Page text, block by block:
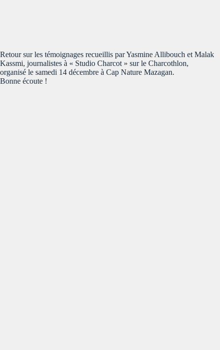
Retour sur les témoignages recueillis par Yasmine Allibouch et Malak
Kassmi, journalistes à « Studio Charcot » sur le Charcothlon,
organisé le samedi 14 décembre à Cap Nature Mazagan.
Bonne écoute !